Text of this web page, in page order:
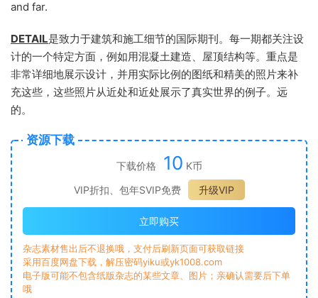
and far.
DETAIL是致力于建筑和施工细节的国际期刊。每一期都关注设
计的一个特定方面，例如用混凝土建造、屋顶结构等。重点是
非常详细地展示设计，并用实际比例的图纸和精美的照片来补
充这些，这些照片从近处和近处展示了真实世界的例子。远
的。
资源下载
下载价格 10 K币
VIP折扣、包年SVIP免费
升级VIP
立即购买
杂志素材售出后不退换哦，支付后刷新页面可获取链接
采用百度网盘下载，解压密码yiku或yk1008.com
电子版可能不包含纸版杂志的某些文章、图片；亲确认需要后下单
哦